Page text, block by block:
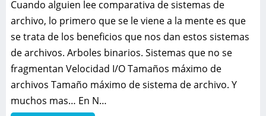
Cuando alguien lee comparativa de sistemas de
archivo, lo primero que se le viene a la mente es que
se trata de los beneficios que nos dan estos sistemas
de archivos. Arboles binarios. Sistemas que no se
fragmentan Velocidad I/O Tamaños máximo de
archivos Tamaño máximo de sistema de archivo. Y
muchos mas… En N…